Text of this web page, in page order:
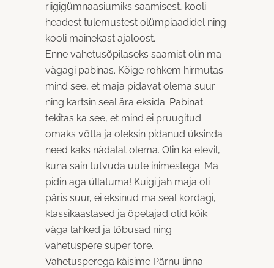
riigigümnaasiumiks saamisest, kooli
headest tulemustest olümpiaadidel ning
kooli mainekast ajaloost.
Enne vahetusõpilaseks saamist olin ma
vägagi pabinas. Kõige rohkem hirmutas
mind see, et maja pidavat olema suur
ning kartsin seal ära eksida. Pabinat
tekitas ka see, et mind ei pruugitud
omaks võtta ja oleksin pidanud üksinda
need kaks nädalat olema. Olin ka elevil,
kuna sain tutvuda uute inimestega. Ma
pidin aga üllatuma! Kuigi jah maja oli
päris suur, ei eksinud ma seal kordagi,
klassikaaslased ja õpetajad olid kõik
väga lahked ja lõbusad ning
vahetuspere super tore.
Vahetusperega käisime Pärnu linna